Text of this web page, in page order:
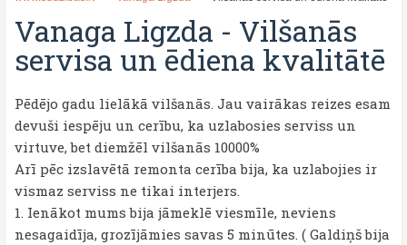
Vanaga Ligzda - Vilšanās
servisa un ēdiena kvalitātē
Pēdējo gadu lielākā vilšanās. Jau vairākas reizes esam
devuši iespēju un cerību, ka uzlabosies serviss un
virtuve, bet diemžēl vilšanās 10000%
Arī pēc izslavētā remonta cerība bija, ka uzlabojies ir
vismaz serviss ne tikai interjers.
1. Ienākot mums bija jāmeklē viesmīle, neviens
nesagaidīja, grozījāmies savas 5 minūtes. ( Galdiņš bija